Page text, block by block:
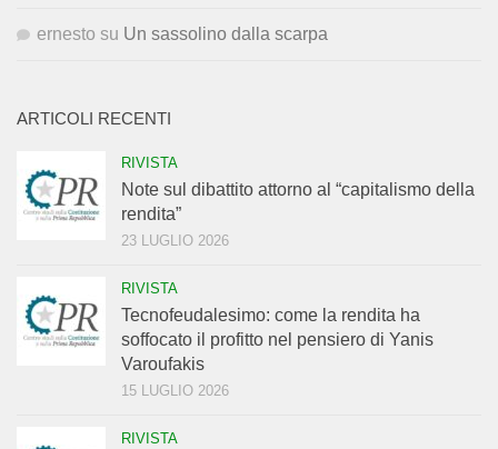
ernesto su Un sassolino dalla scarpa
ARTICOLI RECENTI
RIVISTA
Note sul dibattito attorno al “capitalismo della
rendita”
23 LUGLIO 2026
RIVISTA
Tecnofeudalesimo: come la rendita ha
soffocato il profitto nel pensiero di Yanis
Varoufakis
15 LUGLIO 2026
RIVISTA